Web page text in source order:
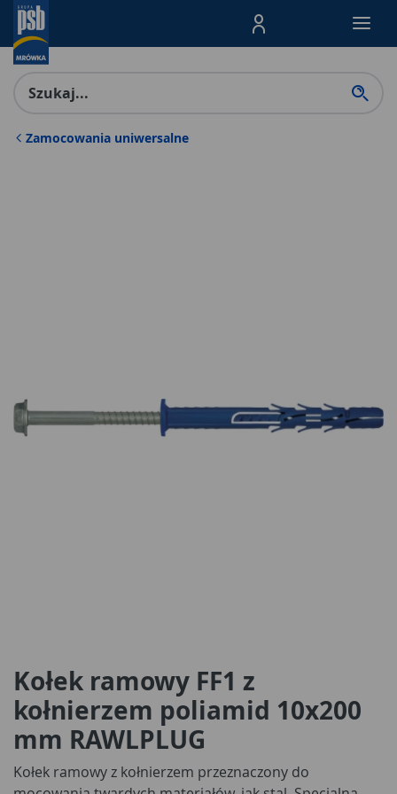
Menu Produktów,
Zamocowania uniwersalne
Kołek ramowy FF1 z
kołnierzem poliamid 10x200
mm RAWLPLUG
Kołek ramowy z kołnierzem przeznaczony do